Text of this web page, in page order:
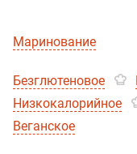
Маринование
Безглютеновое
Низкокалорийное
Веганское